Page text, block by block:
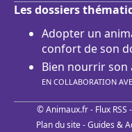
Les dossiers
Adopter un
confort de son
Bien nourrir son
EN COLLABORATION
© Animaux.fr - Flux RSS -
Plan du site-Guides &